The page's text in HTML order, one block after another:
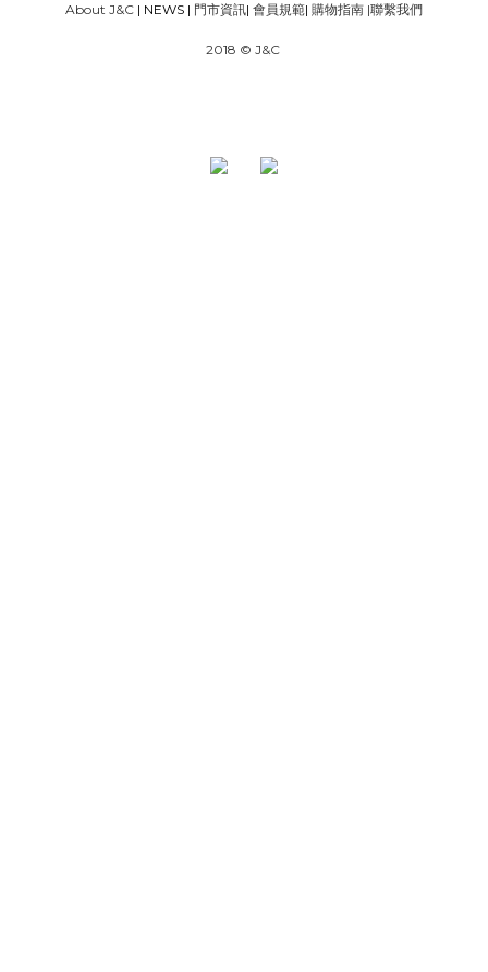
About J&C | NEWS | 門市資訊| 會員規範| 購物指南 |聯繫我們
2018 © J&C